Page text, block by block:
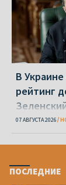
В
рейтинг
07 АВГУСТА 2026
ПОСЛЕДНИЕ